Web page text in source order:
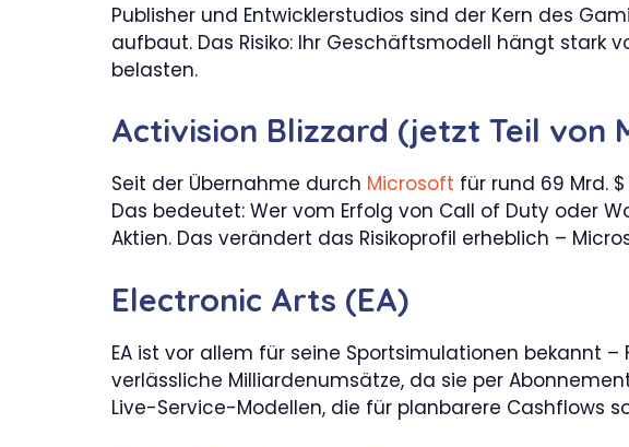
Publisher und Entwicklerstudios sind der Kern des
aufbaut. Das Risiko: Ihr Geschäftsmodell hängt stark
belasten.
Activision Blizzard (jetzt Teil von
Seit der Übernahme durch Microsoft für rund 69 Mrd.
Das bedeutet: Wer vom Erfolg von Call of Duty oder
Aktien. Das verändert das Risikoprofil erheblich –
Electronic Arts (EA)
EA ist vor allem für seine Sportsimulationen bekannt –
verlässliche Milliardenumsätze, da sie per
Live-Service-Modellen, die für planbarere Cashflows